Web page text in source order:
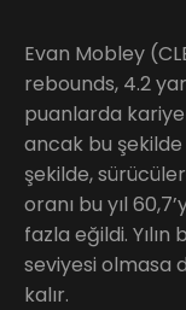
Evan Mobley
rebounds, 4.2
puanlarda
ancak bu
şekilde,
oranı bu yıl
fazla eğildi. Yılın
seviyesi olmasa
kalır.